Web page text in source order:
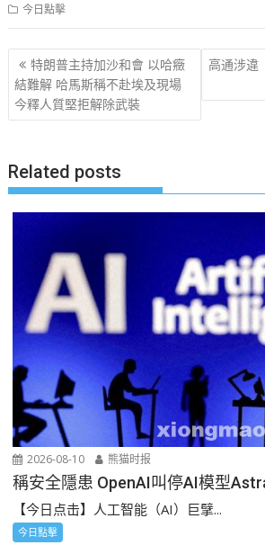
今日點擊
文
章
导
特朗普主持加沙和會 以哈癥
結難解 哈馬斯稱不赴埃及現場
今釋人質堅拒解除武裝
高通涉違
Related posts
2026-08-10 熊猫时报
稱安全隱患 OpenAI叫停AI模型
【今日点击】人工智能（AI）巨擘...
今日點擊